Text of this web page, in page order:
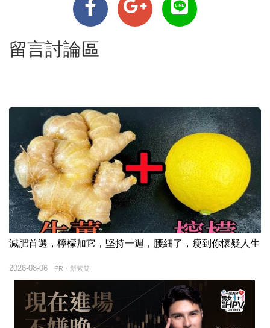
留言討論區
減肥首選，檸檬加它，堅持一週，腰細了，瘦到你懷疑人生
PR・新素簡
2026-08-06